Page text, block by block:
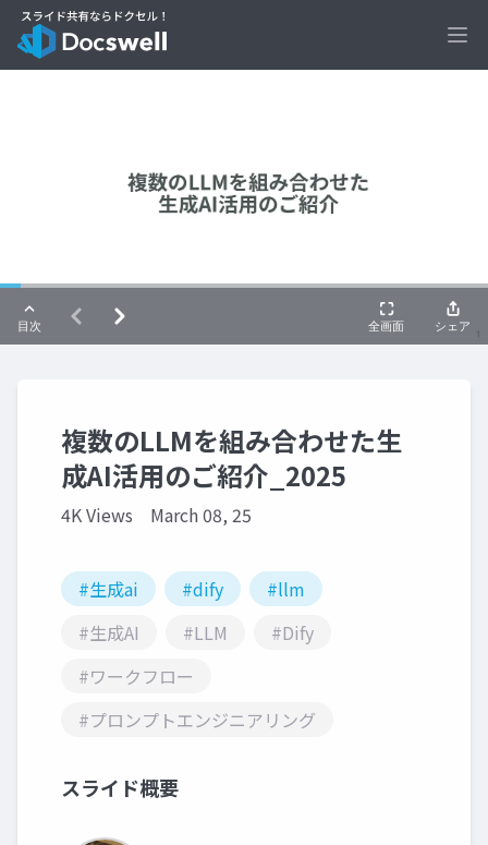
複数のLLMを組み合わせた生
成AI活用のご紹介_2025
4K Views March 08, 25
#生成ai #dify
#llm
#生成AI
#LLM
#Dify
#ワークフロー
#プロンプトエンジニアリング
スライド概要